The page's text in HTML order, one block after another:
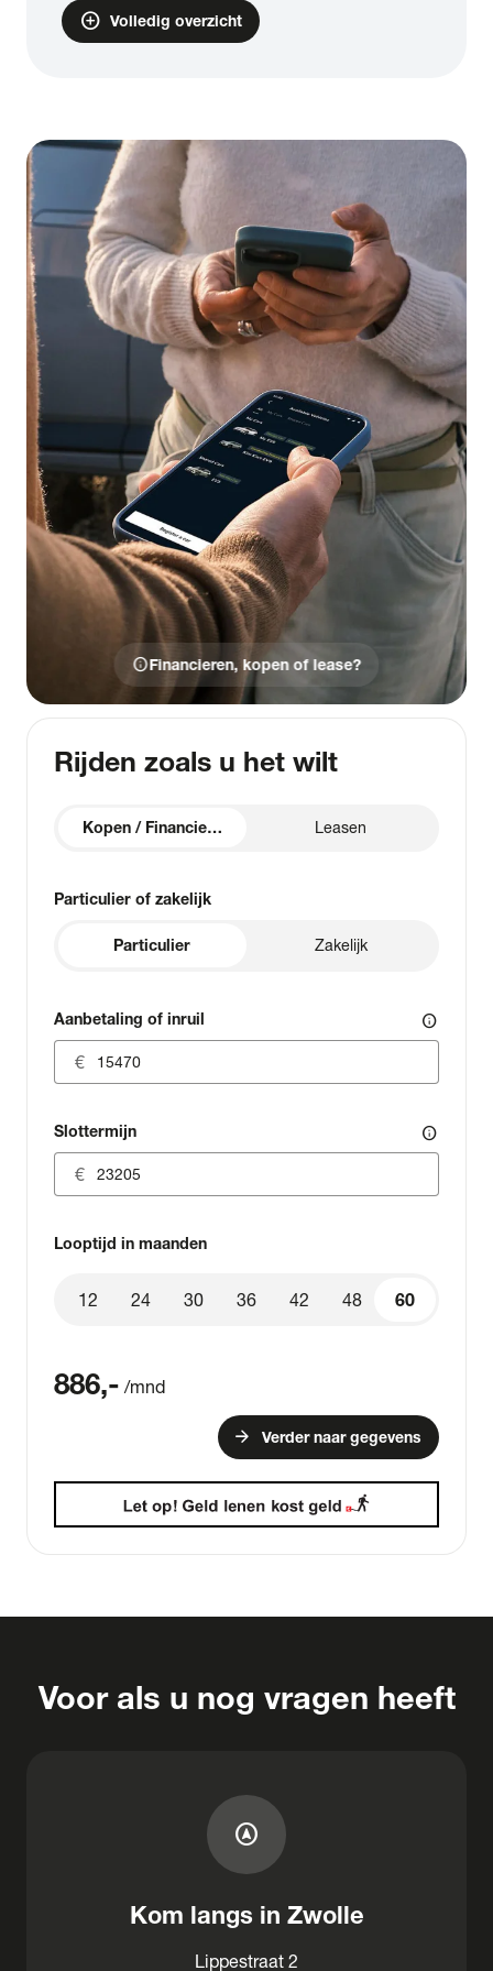
add_circle Volledig overzicht
infoFinancieren, kopen of lease?
Rijden zoals u het wilt
Kopen / Financieren Leasen
Particulier of zakelijk
Particulier Zakelijk
Aanbetaling of inruil info
Slottermijn info
Looptijd in maanden
60
12 24 30 36 42 48 60
886,- /mnd
arrow_forward Verder naar gegevens
Voor als u nog vragen heeft
assistant_navigation
Kom langs in Zwolle
Lippestraat 2